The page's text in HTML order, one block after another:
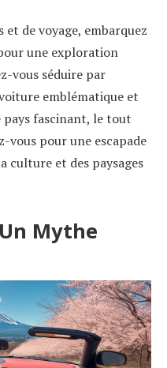
de voyage, embarquez
une exploration
vous séduire par
emblématique et
pays fascinant, le tout
vous pour une escapade
culture et des paysages
Mythe